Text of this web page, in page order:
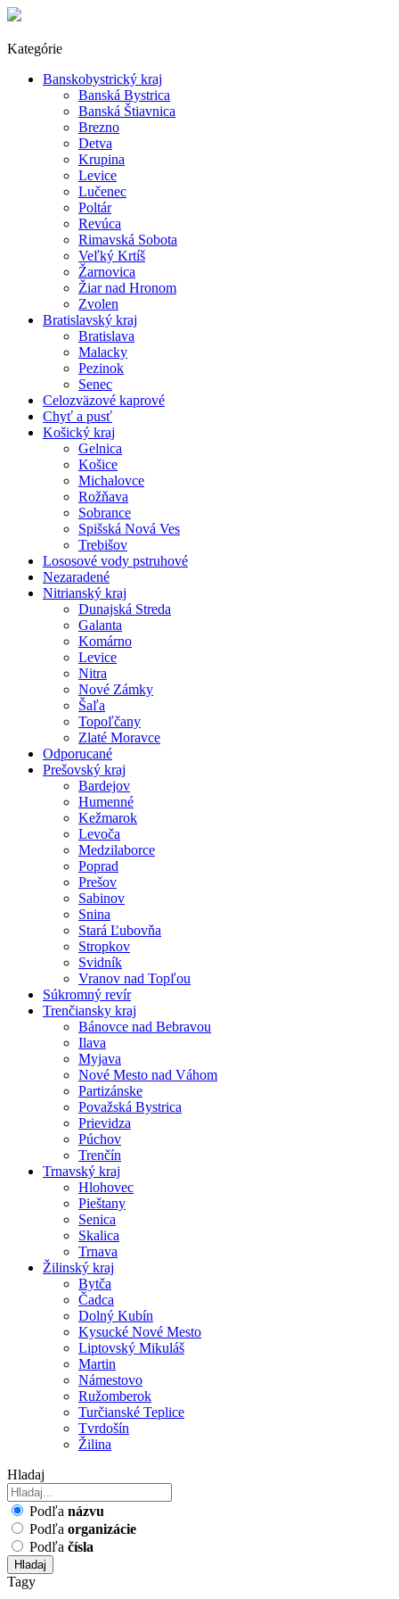
Kategórie
Banskobystrický kraj
Banská Bystrica
Banská Štiavnica
Brezno
Detva
Krupina
Levice
Lučenec
Poltár
Revúca
Rimavská Sobota
Veľký Krtíš
Žarnovica
Žiar nad Hronom
Zvolen
Bratislavský kraj
Bratislava
Malacky
Pezinok
Senec
Celozväzové kaprové
Chyť a pusť
Košický kraj
Gelnica
Košice
Michalovce
Rožňava
Sobrance
Spišská Nová Ves
Trebišov
Lososové vody pstruhové
Nezaradené
Nitrianský kraj
Dunajská Streda
Galanta
Komárno
Levice
Nitra
Nové Zámky
Šaľa
Topoľčany
Zlaté Moravce
Odporucané
Prešovský kraj
Bardejov
Humenné
Kežmarok
Levoča
Medzilaborce
Poprad
Prešov
Sabinov
Snina
Stará Ľubovňa
Stropkov
Svidník
Vranov nad Topľou
Súkromný revír
Trenčiansky kraj
Bánovce nad Bebravou
Ilava
Myjava
Nové Mesto nad Váhom
Partizánske
Považská Bystrica
Prievidza
Púchov
Trenčín
Trnavský kraj
Hlohovec
Pieštany
Senica
Skalica
Trnava
Žilinský kraj
Bytča
Čadca
Dolný Kubín
Kysucké Nové Mesto
Liptovský Mikuláš
Martin
Námestovo
Ružomberok
Turčianské Teplice
Tvrdošín
Žilina
Hladaj
Podľa názvu
Podľa organizácie
Podľa čísla
Hladaj
Tagy